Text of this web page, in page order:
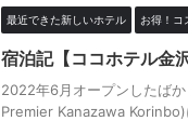
最近できた新しいホテル お得！コ
宿泊記【ココホテル金
2022年6月オープンしたば
Premier Kanazawa